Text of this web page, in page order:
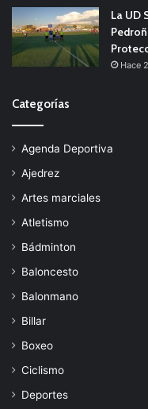
La UD
Hace
Categorías
Agenda Deportiva
Ajedrez
Artes marciales
Atletismo
Bádminton
Baloncesto
Balonmano
Billar
Boxeo
Ciclismo
Deportes